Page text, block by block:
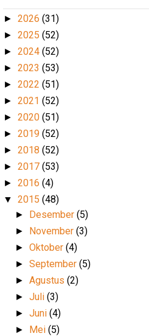
► 2026 (31)
► 2025 (52)
► 2024 (52)
► 2023 (53)
► 2022 (51)
► 2021 (52)
► 2020 (51)
► 2019 (52)
► 2018 (52)
► 2017 (53)
► 2016 (4)
▼ 2015 (48)
► Desember(5)
► November(3)
►Oktober(4)
►September(5)
►Agustus(2)
►Juli(3)
►Juni(4)
► Mei(5)